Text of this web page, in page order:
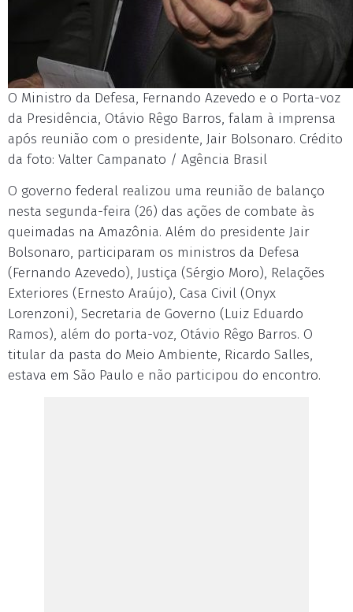
O Ministro da Defesa, Fernando Azevedo e o Porta-voz
da Presidência, Otávio Rêgo Barros, falam à imprensa
após reunião com o presidente, Jair Bolsonaro. Crédito
da foto: Valter Campanato / Agência Brasil
O governo federal realizou uma reunião de balanço
nesta segunda-feira (26) das ações de combate às
queimadas na Amazônia. Além do presidente Jair
Bolsonaro, participaram os ministros da Defesa
(Fernando Azevedo), Justiça (Sérgio Moro), Relações
Exteriores (Ernesto Araújo), Casa Civil (Onyx
Lorenzoni), Secretaria de Governo (Luiz Eduardo
Ramos), além do porta-voz, Otávio Rêgo Barros. O
titular da pasta do Meio Ambiente, Ricardo Salles,
estava em São Paulo e não participou do encontro.